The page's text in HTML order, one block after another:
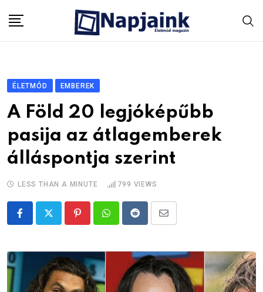
ÉLETMÓD EMBEREK
A Föld 20 legjóképűbb
pasija az átlagemberek
álláspontja szerint
LESS THAN A MINUTE 799 VIEWS
PinterestWhatsappRedditShare
Email